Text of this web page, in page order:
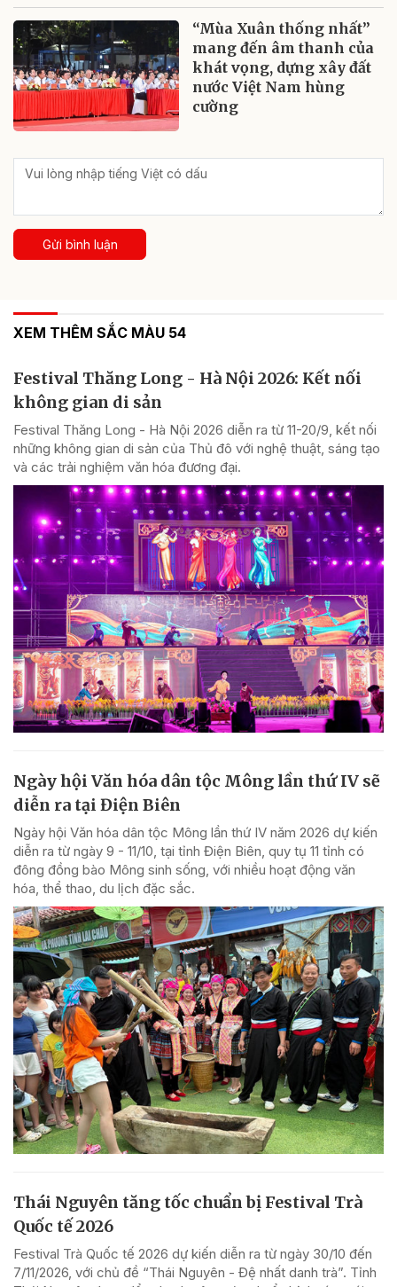
“Mùa Xuân thống nhất”
mang đến âm thanh của
khát vọng, dựng xây đất
nước Việt Nam hùng
cường
Gửi bình luận
XEM THÊM SẮC MÀU 54
Festival Thăng Long - Hà Nội 2026: Kết nối
không gian di sản
Festival Thăng Long - Hà Nội 2026 diễn ra từ 11-20/9, kết nối
những không gian di sản của Thủ đô với nghệ thuật, sáng tạo
và các trải nghiệm văn hóa đương đại.
Ngày hội Văn hóa dân tộc Mông lần thứ IV sẽ
diễn ra tại Điện Biên
Ngày hội Văn hóa dân tộc Mông lần thứ IV năm 2026 dự kiến
diễn ra từ ngày 9 - 11/10, tại tỉnh Điện Biên, quy tụ 11 tỉnh có
đông đồng bào Mông sinh sống, với nhiều hoạt động văn
hóa, thể thao, du lịch đặc sắc.
Thái Nguyên tăng tốc chuẩn bị Festival Trà
Quốc tế 2026
Festival Trà Quốc tế 2026 dự kiến diễn ra từ ngày 30/10 đến
7/11/2026, với chủ đề “Thái Nguyên - Đệ nhất danh trà”. Tỉnh